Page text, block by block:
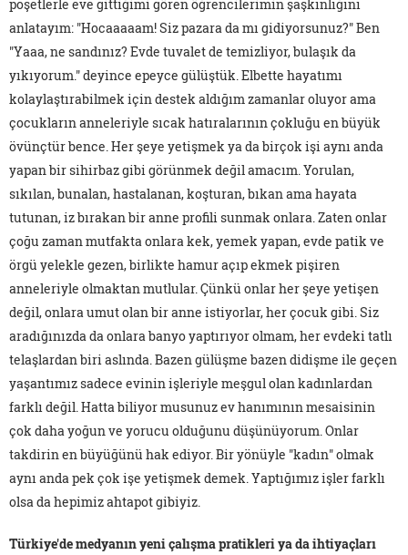
poşetlerle eve gittiğimi gören öğrencilerimin şaşkınlığını
anlatayım: "Hocaaaaam! Siz pazara da mı gidiyorsunuz?" Ben
"Yaaa, ne sandınız? Evde tuvalet de temizliyor, bulaşık da
yıkıyorum." deyince epeyce gülüştük. Elbette hayatımı
kolaylaştırabilmek için destek aldığım zamanlar oluyor ama
çocukların anneleriyle sıcak hatıralarının çokluğu en büyük
övünçtür bence. Her şeye yetişmek ya da birçok işi aynı anda
yapan bir sihirbaz gibi görünmek değil amacım. Yorulan,
sıkılan, bunalan, hastalanan, koşturan, bıkan ama hayata
tutunan, iz bırakan bir anne profili sunmak onlara. Zaten onlar
çoğu zaman mutfakta onlara kek, yemek yapan, evde patik ve
örgü yelekle gezen, birlikte hamur açıp ekmek pişiren
anneleriyle olmaktan mutlular. Çünkü onlar her şeye yetişen
değil, onlara umut olan bir anne istiyorlar, her çocuk gibi. Siz
aradığınızda da onlara banyo yaptırıyor olmam, her evdeki tatlı
telaşlardan biri aslında. Bazen gülüşme bazen didişme ile geçen
yaşantımız sadece evinin işleriyle meşgul olan kadınlardan
farklı değil. Hatta biliyor musunuz ev hanımının mesaisinin
çok daha yoğun ve yorucu olduğunu düşünüyorum. Onlar
takdirin en büyüğünü hak ediyor. Bir yönüyle "kadın" olmak
aynı anda pek çok işe yetişmek demek. Yaptığımız işler farklı
olsa da hepimiz ahtapot gibiyiz.
Türkiye'de medyanın yeni çalışma pratikleri ya da ihtiyaçları